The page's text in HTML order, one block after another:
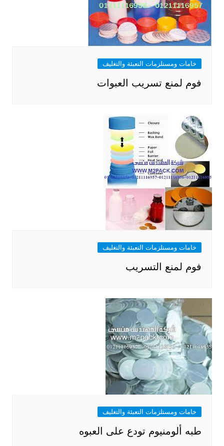
خامات ومستلزمات التعبئة والتغليف
فوم لمنع تسريب العبوات
خامات ومستلزمات التعبئة والتغليف
فوم لمنع التسريب
خامات ومستلزمات التعبئة والتغليف
طبه ألومنيوم تودع على العبوه